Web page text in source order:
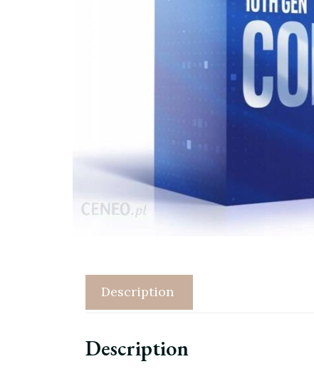
Description
Description